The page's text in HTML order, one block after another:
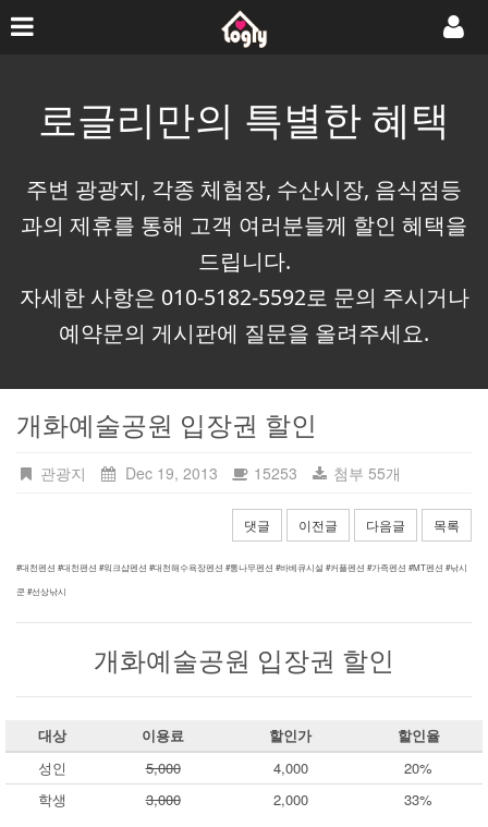
로글리만의 특별한 혜택
주변 광광지, 각종 체험장, 수산시장, 음식점등
과의 제휴를 통해 고객 여러분들께 할인 혜택을
드립니다.
자세한 사항은 010-5182-5592로 문의 주시거나
예약문의 게시판에 질문을 올려주세요.
개화예술공원 입장권 할인
관광지 Dec 19, 2013 15253 첨부 55개
댓글 이전글 다음글 목록
#대천펜션 #대천팬션 #워크샵펜션 #대천해수욕장펜션 #통나무펜션 #바베큐시설 #커플펜션 #가족펜션 #MT펜션 #낚시
쿤 #선상낚시
개화예술공원 입장권 할인
대상 이용료 할인가
할인율
성인
5,000 4,000
20%
학생
3,000 2,000 33%